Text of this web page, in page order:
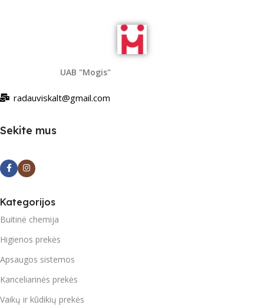
UAB "Mogis"
radauviskalt@gmail.com
Sekite mus
Kategorijos
Buitinė chemija
Higienos prekės
Apsaugos sistemos
Kanceliarinės prekės
Vaikų ir kūdikių prekės